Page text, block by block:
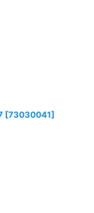
[73030041]